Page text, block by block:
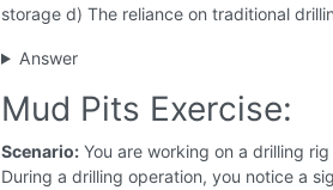
storage d) The reliance on traditional
Answer
Mud Pits Exercise:
Scenario: You are working on a drilling
During a drilling operation, you notice a